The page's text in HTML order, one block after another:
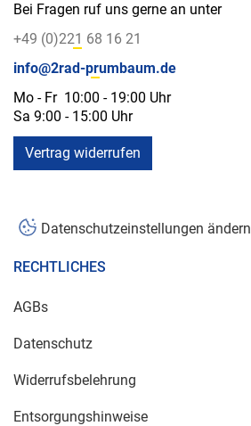
Bei Fragen ruf uns gerne an unter
+49 (0)221 68 16 21
info@2rad-prumbaum.de
Mo - Fr 10:00 - 19:00 Uhr
Sa 9:00 - 15:00 Uhr
Vertrag widerrufen
Datenschutzeinstellungen ändern
RECHTLICHES
AGBs
Datenschutz
Widerrufsbelehrung
Entsorgungshinweise